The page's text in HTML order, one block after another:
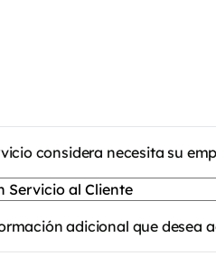
considera necesita su
adicional que desea